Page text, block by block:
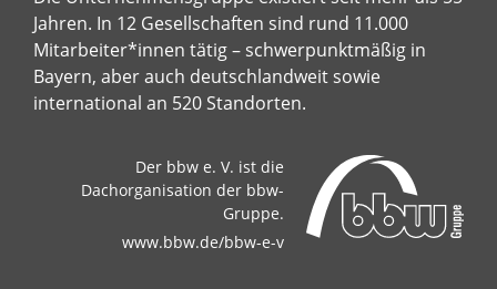
Jahren. In 12 Gesellschaften sind rund 11.000
Mitarbeiter*innen tätig – schwerpunktmäßig in
Bayern, aber auch deutschlandweit sowie
international an 520 Standorten.
Der bbw e. V. ist die
Dachorganisation der bbw-
Gruppe.
www.bbw.de/bbw-e-v